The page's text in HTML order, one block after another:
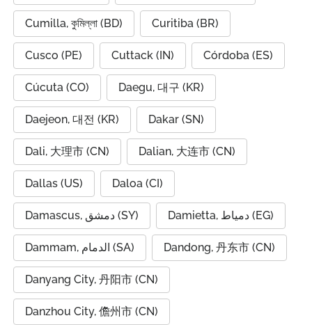
Cumilla, কুমিল্লা (BD) Curitiba (BR)
Cusco (PE) Cuttack (IN) Córdoba (ES)
Cúcuta (CO) Daegu, 대구 (KR)
Daejeon, 대전 (KR) Dakar (SN)
Dali, 大理市 (CN) Dalian, 大连市 (CN)
Dallas (US) Daloa (CI)
Damascus, دمشق (SY) Damietta, دمياط (EG)
Dammam, الدمام (SA) Dandong, 丹东市 (CN)
Danyang City, 丹阳市 (CN)
Danzhou City, 儋州市 (CN)